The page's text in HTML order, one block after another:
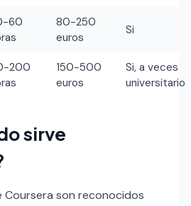
60
80-250
euros
Si
200
150-500
euros
Si, a veces
universitario
sirve
son reconocidos